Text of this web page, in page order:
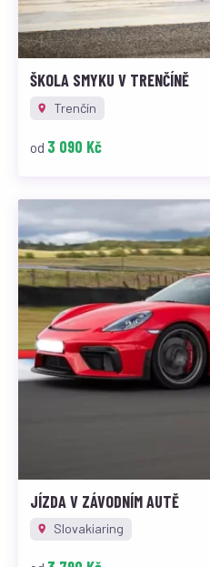
ŠKOLA SMYKU V TRENČÍNĚ
Trenčín
od 3 090 Kč
JÍZDA V ZÁVODNÍM AUTĚ
Slovakiaring